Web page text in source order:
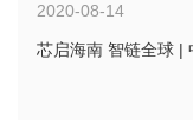
2020-08-14
芯启海南 智链全球 |